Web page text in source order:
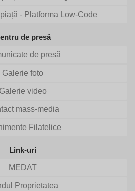
- Platforma Low-Code
de presă
de presă
Galerie foto
Galerie video
mass-media
Filatelice
Link-uri
MEDAT
Proprietatea